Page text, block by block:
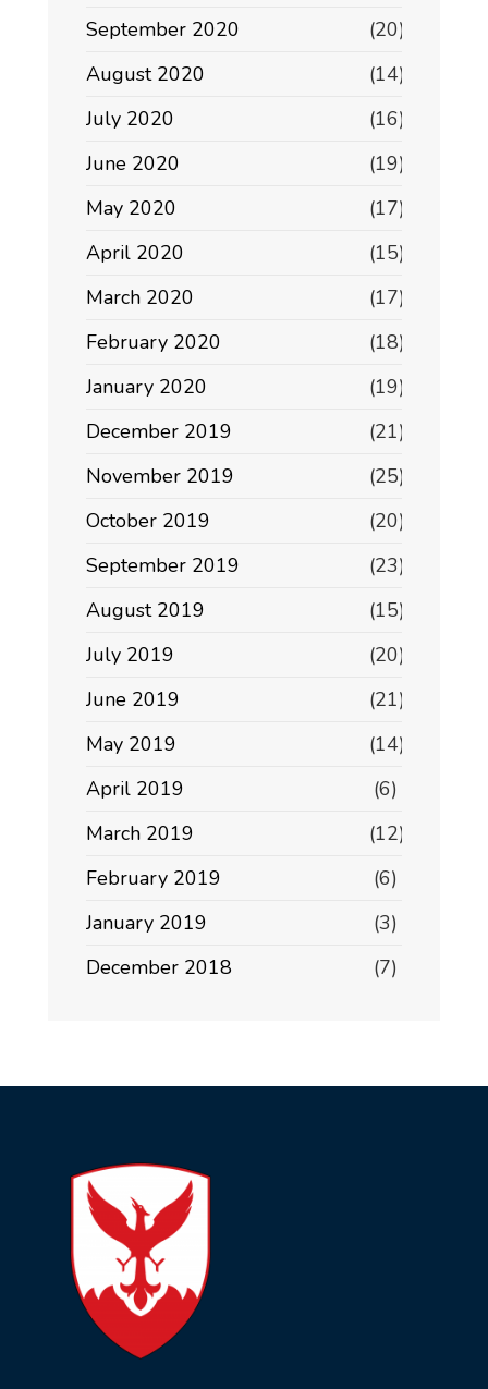
September 2020
(20)
August 2020
(14)
July 2020
(16)
June 2020
(19)
May 2020
(17)
April 2020
(15)
March 2020
(17)
February 2020
(18)
January 2020
(19)
December 2019
(21)
November 2019
(25)
October 2019
(20)
September 2019
(23)
August 2019
(15)
July 2019
(20)
June 2019
(21)
May 2019
(14)
April 2019
(6)
March 2019
(12)
February 2019
(6)
January 2019
(3)
December 2018
(7)